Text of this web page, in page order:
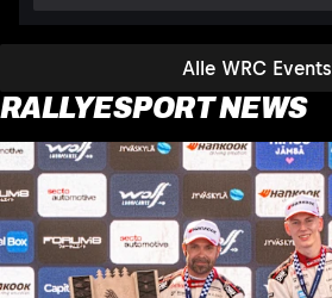
Alle WRC Events
RALLYESPORT NEWS